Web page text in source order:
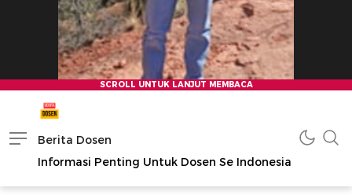
Berita Dosen
Informasi Penting Untuk Dosen Se Indonesia